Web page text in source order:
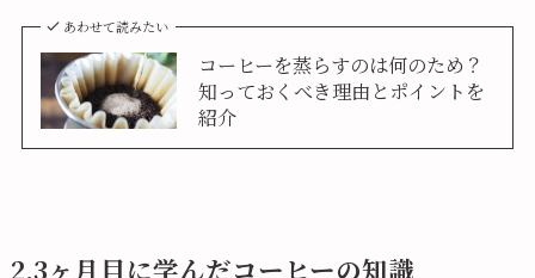
あわせて読みたい
コーヒーを蒸らすのは何のため？
知っておくべき理由とポイントを
紹介
2,3ヶ月目に学んだコーヒーの知識